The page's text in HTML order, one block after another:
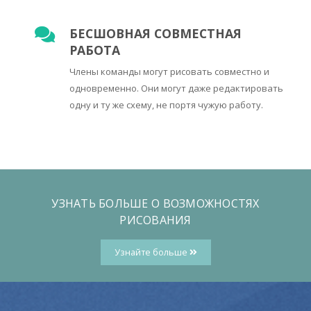
БЕСШОВНАЯ СОВМЕСТНАЯ
РАБОТА
Члены команды могут рисовать совместно и
одновременно. Они могут даже редактировать
одну и ту же схему, не портя чужую работу.
УЗНАТЬ БОЛЬШЕ О ВОЗМОЖНОСТЯХ
РИСОВАНИЯ
Узнайте больше